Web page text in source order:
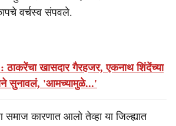
वर्चस्व संपवले.
खासदार गैरहजर, एकनाथ शिंदेंच्या
सुनावलं, 'आमच्यामुळे...'
कारणात आलो तेव्हा या जिल्ह्यात